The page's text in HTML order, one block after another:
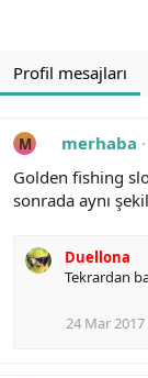
Profil mesajları
M merhaba
Golden fishing
sonrada aynı
Duellona
Tekrardan
24 Mar 2017